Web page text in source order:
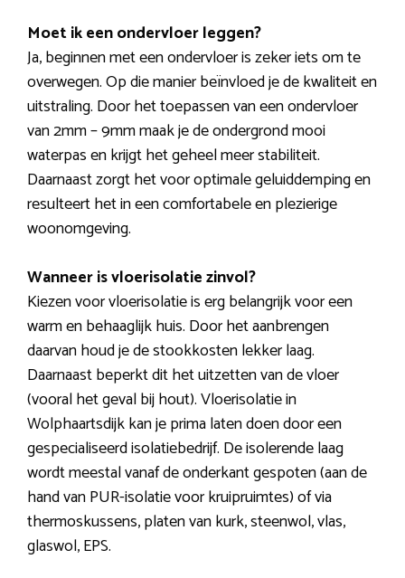
Moet ik een ondervloer leggen?
Ja, beginnen met een ondervloer is zeker iets om te
overwegen. Op die manier beïnvloed je de kwaliteit en
uitstraling. Door het toepassen van een ondervloer
van 2mm – 9mm maak je de ondergrond mooi
waterpas en krijgt het geheel meer stabiliteit.
Daarnaast zorgt het voor optimale geluiddemping en
resulteert het in een comfortabele en plezierige
woonomgeving.
Wanneer is vloerisolatie zinvol?
Kiezen voor vloerisolatie is erg belangrijk voor een
warm en behaaglijk huis. Door het aanbrengen
daarvan houd je de stookkosten lekker laag.
Daarnaast beperkt dit het uitzetten van de vloer
(vooral het geval bij hout). Vloerisolatie in
Wolphaartsdijk kan je prima laten doen door een
gespecialiseerd isolatiebedrijf. De isolerende laag
wordt meestal vanaf de onderkant gespoten (aan de
hand van PUR-isolatie voor kruipruimtes) of via
thermoskussens, platen van kurk, steenwol, vlas,
glaswol, EPS.